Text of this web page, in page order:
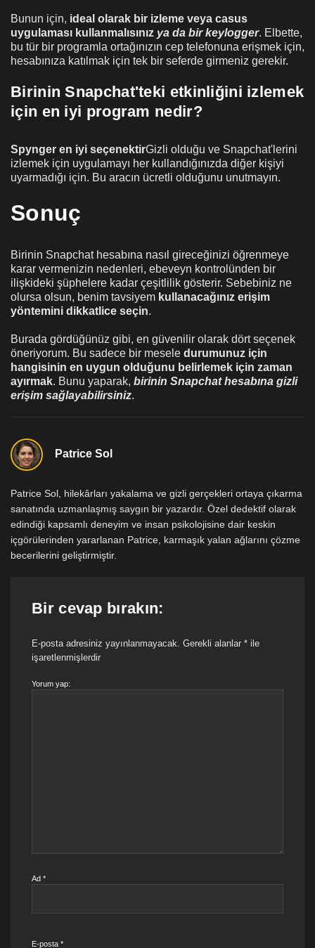
Bunun için, ideal olarak bir izleme veya casus
uygulaması kullanmalısınız ya da bir keylogger. Elbette,
bu tür bir programla ortağınızın cep telefonuna erişmek için,
hesabınıza katılmak için tek bir seferde girmeniz gerekir.
Birinin Snapchat'teki etkinliğini izlemek
için en iyi program nedir?
Spynger en iyi seçenektirGizli olduğu ve Snapchat'lerini
izlemek için uygulamayı her kullandığınızda diğer kişiyi
uyarmadığı için. Bu aracın ücretli olduğunu unutmayın.
Sonuç
Birinin Snapchat hesabına nasıl gireceğinizi öğrenmeye
karar vermenizin nedenleri, ebeveyn kontrolünden bir
ilişkideki şüphelere kadar çeşitlilik gösterir. Sebebiniz ne
olursa olsun, benim tavsiyem kullanacağınız erişim
yöntemini dikkatlice seçin.
Burada gördüğünüz gibi, en güvenilir olarak dört seçenek
öneriyorum. Bu sadece bir mesele durumunuz için
hangisinin en uygun olduğunu belirlemek için zaman
ayırmak. Bunu yaparak, birinin Snapchat hesabına gizli
erişim sağlayabilirsiniz.
Patrice Sol
Patrice Sol, hilekârları yakalama ve gizli gerçekleri ortaya çıkarma
sanatında uzmanlaşmış saygın bir yazardır. Özel dedektif olarak
edindiği kapsamlı deneyim ve insan psikolojisine dair keskin
içgörülerinden yararlanan Patrice, karmaşık yalan ağlarını çözme
becerilerini geliştirmiştir.
Bir cevap bırakın:
E-posta adresiniz yayınlanmayacak. Gerekli alanlar * ile
işaretlenmişlerdir
Yorum yap:
Ad *
E-posta *